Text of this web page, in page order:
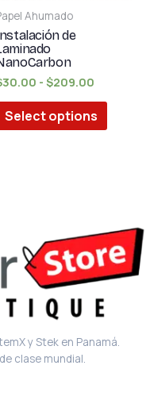
Ahumado
de
30.00 - $209.00
Select options
se
de
y Stek en Panamá.
clase mundial.